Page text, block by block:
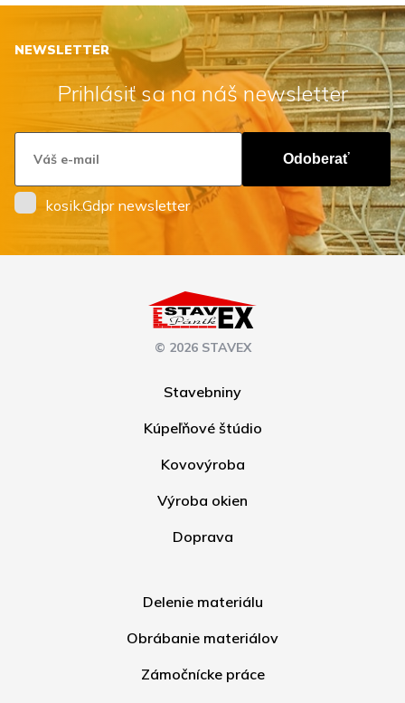
NEWSLETTER
Prihlásiť sa na náš newsletter
Odoberať
kosik.Gdpr newsletter
© 2026 STAVEX
Stavebniny
Kúpeľňové štúdio
Kovovýroba
Výroba okien
Doprava
Delenie materiálu
Obrábanie materiálov
Zámočnícke práce